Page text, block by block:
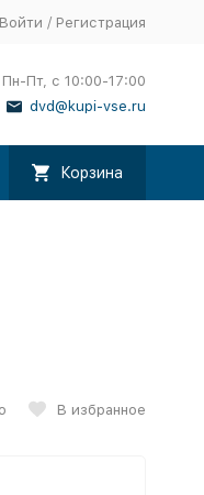
Войти / Регистрация
Пн-Пт, с 10:00-17:00
dvd@kupi-vse.ru
Корзина
В избранное